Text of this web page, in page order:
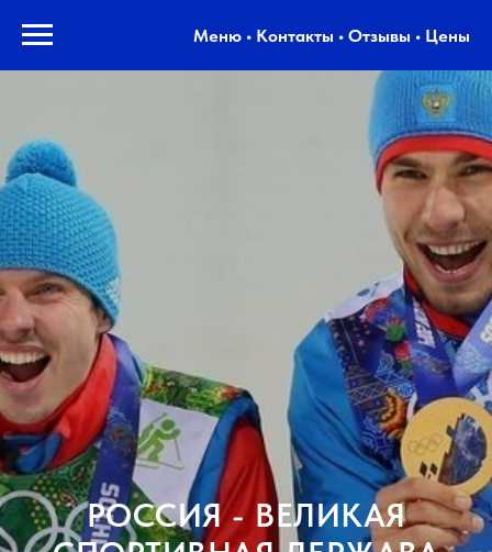
Меню • Контакты • Отзывы • Цены
РОССИЯ - ВЕЛИКАЯ